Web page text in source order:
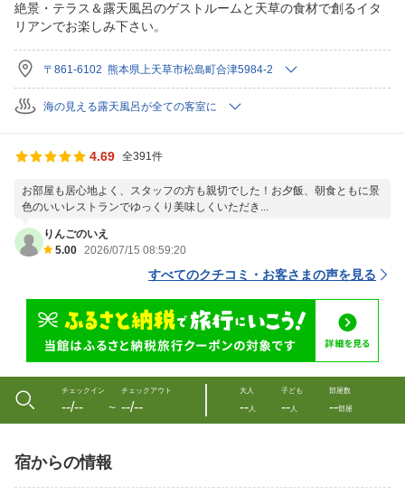
絶景・テラス＆露天風呂のゲストルームと天草の食材で創るイタ
リアンでお楽しみ下さい。
〒861-6102 熊本県上天草市松島町合津5984-2
海の見える露天風呂が全ての客室に
4.69 全391件
お部屋も居心地よく、スタッフの方も親切でした！お夕飯、朝食ともに景
色のいいレストランでゆっくり美味しくいただき...
りんごのいえ
5.00 2026/07/15 08:59:20
すべてのクチコミ・お客さまの声を見る
チェックイン
--/-- 〜
チェックアウト
--/--
大人
--人
子ども
--人
部屋数
--部屋
宿からの情報